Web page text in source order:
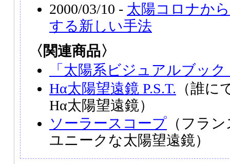
2000/03/10 - 太陽コロナか
する新しい手法
〈関連商品〉
「太陽系ビジュアルブッ
Hα太陽望遠鏡 P.S.T. （誰
Hα太陽望遠鏡）
ソーラースコープ （フラ
ユニークな太陽望遠鏡）